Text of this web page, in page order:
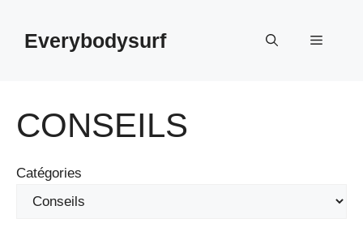
Everybodysurf Menu
CONSEILS
Catégories